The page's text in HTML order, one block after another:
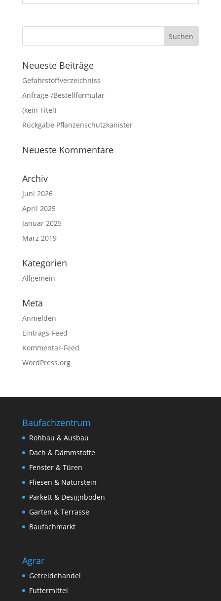
Neueste Beiträge
Gefahrstoffverzeichniss
Anfrage-/Bestellformular
(kein Titel)
Rückgabe Pflanzenschutzkanister
Neueste Kommentare
Archiv
Juni 2026
April 2025
Januar 2025
März 2019
Kategorien
Allgemein
Meta
Anmelden
Eintrags-Feed
Kommentar-Feed
WordPress.org
Baufachzentrum
Rohbau & Ausbau
Dach & Dämmstoffe
Fenster & Türen
Fliesen & Naturstein
Parkett & Designböden
Garten & Terrasse
Baufachmarkt
Agrar
Getreidehandel
Futtermittel